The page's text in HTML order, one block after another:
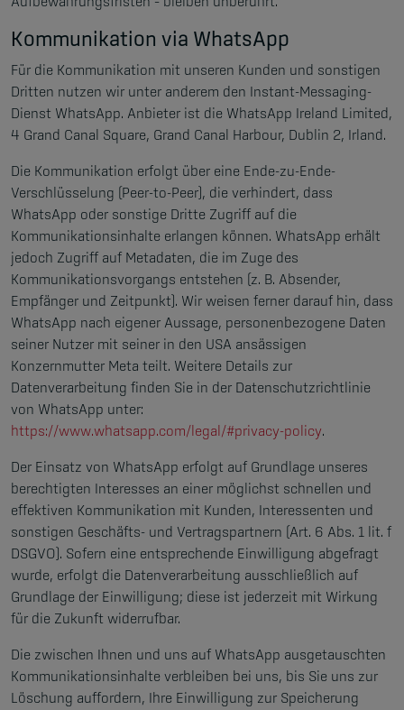
Kommunikation via WhatsApp
Für die Kommunikation mit unseren Kunden und sonstigen
Dritten nutzen wir unter anderem den Instant-Messaging-
Dienst WhatsApp. Anbieter ist die WhatsApp Ireland Limited,
4 Grand Canal Square, Grand Canal Harbour, Dublin 2, Irland.
Die Kommunikation erfolgt über eine Ende-zu-Ende-
Verschlüsselung (Peer-to-Peer), die verhindert, dass
WhatsApp oder sonstige Dritte Zugriff auf die
Kommunikationsinhalte erlangen können. WhatsApp erhält
jedoch Zugriff auf Metadaten, die im Zuge des
Kommunikationsvorgangs entstehen (z. B. Absender,
Empfänger und Zeitpunkt). Wir weisen ferner darauf hin, dass
WhatsApp nach eigener Aussage, personenbezogene Daten
seiner Nutzer mit seiner in den USA ansässigen
Konzernmutter Meta teilt. Weitere Details zur
Datenverarbeitung finden Sie in der Datenschutzrichtlinie
von WhatsApp unter:
https://www.whatsapp.com/legal/#privacy-policy.
Der Einsatz von WhatsApp erfolgt auf Grundlage unseres
berechtigten Interesses an einer möglichst schnellen und
effektiven Kommunikation mit Kunden, Interessenten und
sonstigen Geschäfts- und Vertragspartnern (Art. 6 Abs. 1 lit. f
DSGVO). Sofern eine entsprechende Einwilligung abgefragt
wurde, erfolgt die Datenverarbeitung ausschließlich auf
Grundlage der Einwilligung; diese ist jederzeit mit Wirkung
für die Zukunft widerrufbar.
Die zwischen Ihnen und uns auf WhatsApp ausgetauschten
Kommunikationsinhalte verbleiben bei uns, bis Sie uns zur
Löschung auffordern, Ihre Einwilligung zur Speicherung